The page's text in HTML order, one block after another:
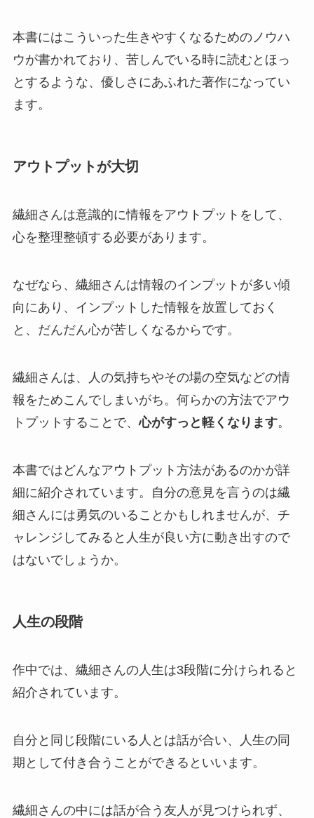
書籍1冊であなたの時間効率が1日5分でも上が
れば、30年で38日もの時間が捻出できます。
そして書籍の中には数々の時間に対する考え
でも自分のものにできれば、十分に本を購入
する価値があります。なぜなら、1冊で38日も
あなたの人生の時間が増える可能性があるの
評価されている神シリーズの最新作をぜひお
試しください。
神時間力
飛鳥新社
＼ポイント最大11倍！／
楽天市場でみる
本書にはこういった生きやすくなるためのノウハ
ウが書かれており、苦しんでいる時に読むとほっ
とするような、優しさにあふれた著作になってい
ます。
アウトプットが大切
繊細さんは意識的に情報をアウトプットをして、
心を整理整頓する必要があります。
なぜなら、繊細さんは情報のインプットが多い傾
向にあり、インプットした情報を放置しておく
と、だんだん心が苦しくなるからです。
繊細さんは、人の気持ちやその場の空気などの情
報をためこんでしまいがち。何らかの方法でアウ
トプットすることで、心がすっと軽くなります。
本書ではどんなアウトプット方法があるのかが詳
細に紹介されています。自分の意見を言うのは繊
細さんには勇気のいることかもしれませんが、チ
ャレンジしてみると人生が良い方に動き出すので
はないでしょうか。
人生の段階
作中では、繊細さんの人生は3段階に分けられると
紹介されています。
自分と同じ段階にいる人とは話が合い、人生の同
期として付き合うことができるといいます。
繊細さんの中には話が合う友人が見つけられず、